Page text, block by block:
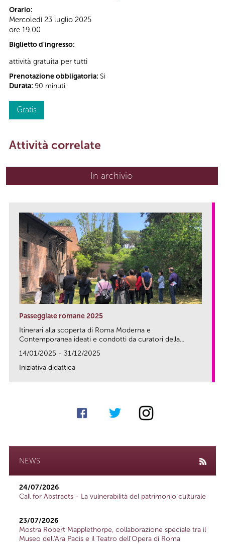
Orario:
Mercoledì 23 luglio 2025
ore 19.00
Biglietto d'ingresso:
attività gratuita per tutti
Prenotazione obbligatoria: Sì
Durata: 90 minuti
Gratis
Attività correlate
In archivio
Passeggiate romane 2025
Itinerari alla scoperta di Roma Moderna e
Contemporanea ideati e condotti da curatori della...
14/01/2025 - 31/12/2025
Iniziativa didattica
NEWS
24/07/2026
Call for Abstracts - La vulnerabilità del patrimonio culturale
23/07/2026
Mostra Robert Mapplethorpe, collaborazione speciale tra il
Museo dell'Ara Pacis e il Teatro dell'Opera di Roma